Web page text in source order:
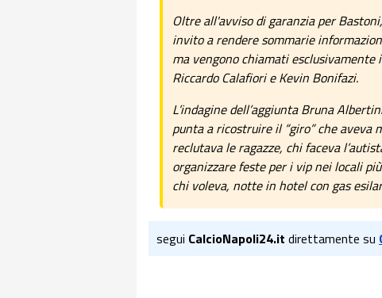
Oltre all'avviso di garanzia per
invito a rendere sommarie
ma vengono chiamati
Riccardo Calafiori e Kevin Bonifazi.
L’indagine dell’aggiunta Bruna
punta a ricostruire il “giro” che aveva
reclutava le ragazze, chi faceva
organizzare feste per i vip nei locali
chi voleva, notte in hotel con gas
segui CalcioNapoli24.it direttamente su